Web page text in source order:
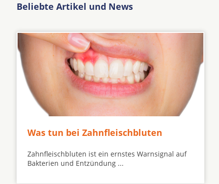
Beliebte Artikel und News
Was tun bei Zahnfleischbluten
Zahnfleischbluten ist ein ernstes Warnsignal auf
Bakterien und Entzündung ...